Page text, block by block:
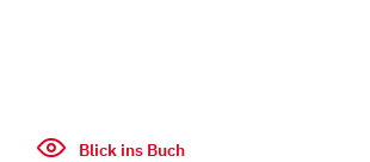
Blick ins Buch